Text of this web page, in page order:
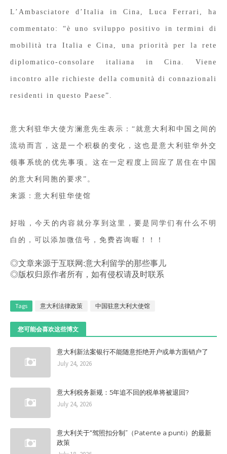
L’Ambasciatore d’Italia in Cina, Luca Ferrari, ha
commentato: “è uno sviluppo positivo in termini di
mobilità tra Italia e Cina, una priorità per la rete
diplomatico-consolare italiana in Cina. Viene
incontro alle richieste della comunità di connazionali
residenti in questo Paese”.
意大利驻华大使方澜意先生表示：“就意大利和中国之间的
流动而言，这是一个积极的变化，这也是意大利驻华外交
领事系统的优先事项。这在一定程度上回应了居住在中国
的意大利同胞的要求”。
来源：意大利驻华使馆
好啦，今天的内容就分享到这里，要是同学们有什么不明
白的，可以添加微信号，免费咨询喔！
！！
◎文章来源于互联网:意大利留学的那些事儿
◎版权归原作者所有，如有侵权请及时联系
Tags 意大利法律政策 中国驻意大利大使馆
您可能会喜欢这些博文
意大利新法案银行不能随意拒绝开户或单方面销户了
July 24, 2026
意大利税务新规：5年追不回的税单将被退回?
July 24, 2026
意大利关于“驾照扣分制”（Patente a punti）的最新
政策